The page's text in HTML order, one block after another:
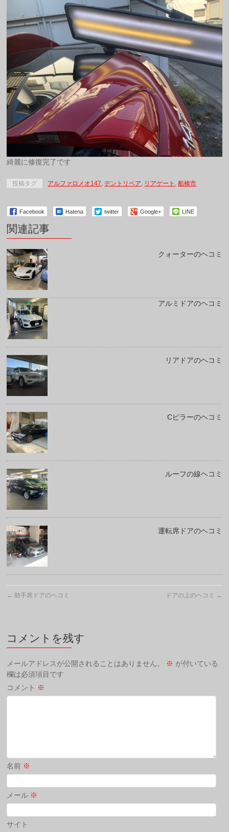
綺麗に修復完了です
投稿タグ アルファロメオ147,デントリペア, リアゲート ,船橋市
Facebook Hatena twitter Google+ LINE
関連記事
クォーターのヘコミ
アルミドアのヘコミ
リアドアのヘコミ
Cピラーのヘコミ
ルーフの線ヘコミ
運転席ドアのヘコミ
← 助手席ドアのヘコミ ドアの上のヘコミ →
コメントを残す
メールアドレスが公開されることはありません。 ※ が付いている
欄は必須項目です
コメント ※
名前 ※
メール ※
サイト